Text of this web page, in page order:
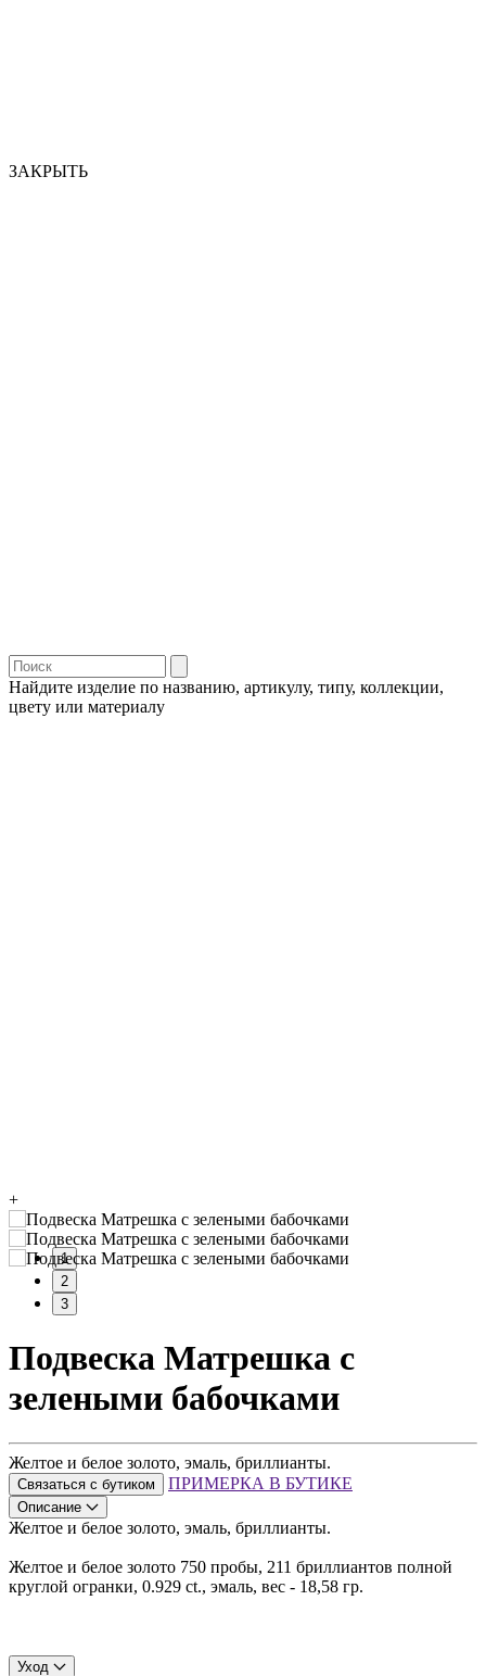
ЗАКРЫТЬ
Найдите изделие по названию, артикулу, типу, коллекции,
цвету или материалу
+
1
2
3
Подвеска Матрешка с
зелеными бабочками
Желтое и белое золото, эмаль, бриллианты.
Связаться с бутиком ПРИМЕРКА В БУТИКЕ
Описание
Желтое и белое золото, эмаль, бриллианты.
Желтое и белое золото 750 пробы, 211 бриллиантов полной
круглой огранки, 0.929 ct., эмаль, вес - 18,58 гр.
Уход